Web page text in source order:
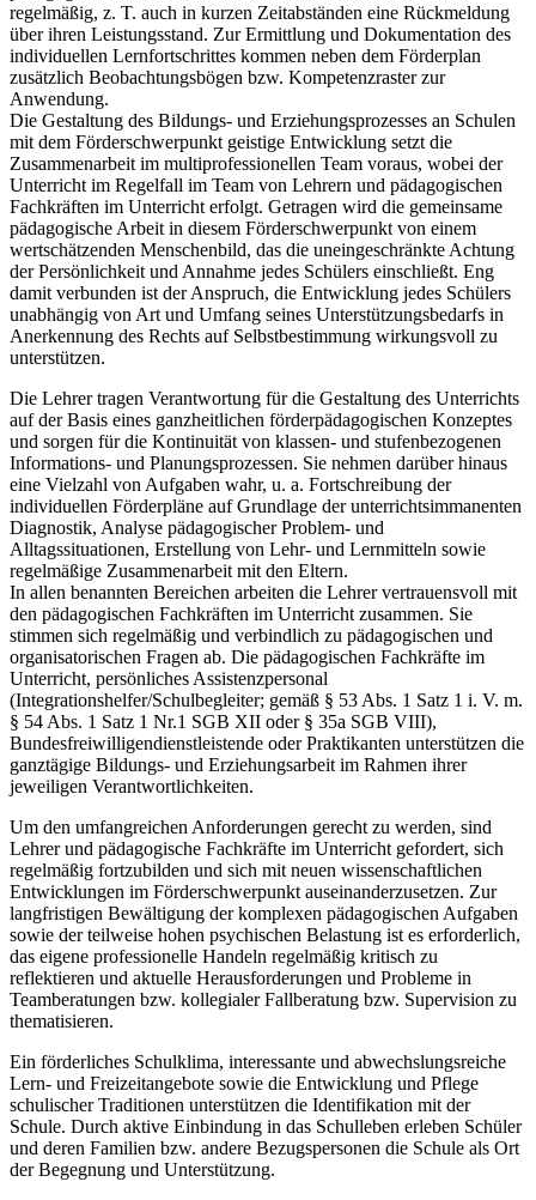
regelmäßig, z. T. auch in kurzen Zeitabständen eine Rückmeldung
über ihren Leistungsstand. Zur Ermittlung und Dokumentation des
individuellen Lernfortschrittes kommen neben dem Förderplan
zusätzlich Beobachtungsbögen bzw. Kompetenzraster zur
Anwendung.
Die Gestaltung des Bildungs- und Erziehungsprozesses an Schulen
mit dem Förderschwerpunkt geistige Entwicklung setzt die
Zusammenarbeit im multiprofessionellen Team voraus, wobei der
Unterricht im Regelfall im Team von Lehrern und pädagogischen
Fachkräften im Unterricht erfolgt. Getragen wird die gemeinsame
pädagogische Arbeit in diesem Förderschwerpunkt von einem
wertschätzenden Menschenbild, das die uneingeschränkte Achtung
der Persönlichkeit und Annahme jedes Schülers einschließt. Eng
damit verbunden ist der Anspruch, die Entwicklung jedes Schülers
unabhängig von Art und Umfang seines Unterstützungsbedarfs in
Anerkennung des Rechts auf Selbstbestimmung wirkungsvoll zu
unterstützen.
Die Lehrer tragen Verantwortung für die Gestaltung des Unterrichts
auf der Basis eines ganzheitlichen förderpädagogischen Konzeptes
und sorgen für die Kontinuität von klassen- und stufenbezogenen
Informations- und Planungsprozessen. Sie nehmen darüber hinaus
eine Vielzahl von Aufgaben wahr, u. a. Fortschreibung der
individuellen Förderpläne auf Grundlage der unterrichtsimmanenten
Diagnostik, Analyse pädagogischer Problem- und
Alltagssituationen, Erstellung von Lehr- und Lernmitteln sowie
regelmäßige Zusammenarbeit mit den Eltern.
In allen benannten Bereichen arbeiten die Lehrer vertrauensvoll mit
den pädagogischen Fachkräften im Unterricht zusammen. Sie
stimmen sich regelmäßig und verbindlich zu pädagogischen und
organisatorischen Fragen ab. Die pädagogischen Fachkräfte im
Unterricht, persönliches Assistenzpersonal
(Integrationshelfer/Schulbegleiter; gemäß § 53 Abs. 1 Satz 1 i. V. m.
§ 54 Abs. 1 Satz 1 Nr.1 SGB XII oder § 35a SGB VIII),
Bundesfreiwilligendienstleistende oder Praktikanten unterstützen die
ganztägige Bildungs- und Erziehungsarbeit im Rahmen ihrer
jeweiligen Verantwortlichkeiten.
Um den umfangreichen Anforderungen gerecht zu werden, sind
Lehrer und pädagogische Fachkräfte im Unterricht gefordert, sich
regelmäßig fortzubilden und sich mit neuen wissenschaftlichen
Entwicklungen im Förderschwerpunkt auseinanderzusetzen. Zur
langfristigen Bewältigung der komplexen pädagogischen Aufgaben
sowie der teilweise hohen psychischen Belastung ist es erforderlich,
das eigene professionelle Handeln regelmäßig kritisch zu
reflektieren und aktuelle Herausforderungen und Probleme in
Teamberatungen bzw. kollegialer Fallberatung bzw. Supervision zu
thematisieren.
Ein förderliches Schulklima, interessante und abwechslungsreiche
Lern- und Freizeitangebote sowie die Entwicklung und Pflege
schulischer Traditionen unterstützen die Identifikation mit der
Schule. Durch aktive Einbindung in das Schulleben erleben Schüler
und deren Familien bzw. andere Bezugspersonen die Schule als Ort
der Begegnung und Unterstützung.